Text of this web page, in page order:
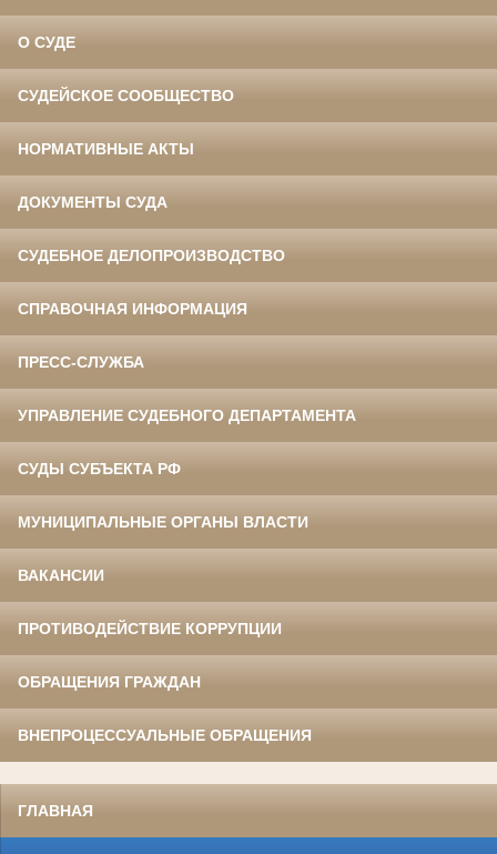
О СУДЕ
СУДЕЙСКОЕ СООБЩЕСТВО
НОРМАТИВНЫЕ АКТЫ
ДОКУМЕНТЫ СУДА
СУДЕБНОЕ ДЕЛОПРОИЗВОДСТВО
СПРАВОЧНАЯ ИНФОРМАЦИЯ
ПРЕСС-СЛУЖБА
УПРАВЛЕНИЕ СУДЕБНОГО ДЕПАРТАМЕНТА
СУДЫ СУБЪЕКТА РФ
МУНИЦИПАЛЬНЫЕ ОРГАНЫ ВЛАСТИ
ВАКАНСИИ
ПРОТИВОДЕЙСТВИЕ КОРРУПЦИИ
ОБРАЩЕНИЯ ГРАЖДАН
ВНЕПРОЦЕССУАЛЬНЫЕ ОБРАЩЕНИЯ
ГЛАВНАЯ